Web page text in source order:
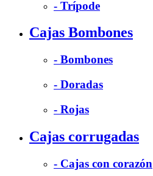
- Trípode
Cajas Bombones
- Bombones
- Doradas
- Rojas
Cajas corrugadas
- Cajas con corazón